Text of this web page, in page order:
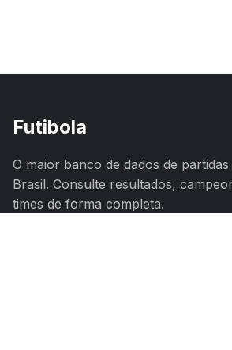
Futibola
O maior banco de dados de
Brasil. Consulte resultados,
times de forma completa.